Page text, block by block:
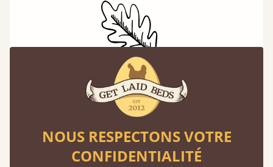
Un choix écoresponsable
Acheter un lit en bois est un choix durable.
Nos bois tendres proviennent toujours de
forêts gérées de manière responsable et
respectent des normes de durabilité strictes.
NOUS RESPECTONS VOTRE
CONFIDENTIALITÉ